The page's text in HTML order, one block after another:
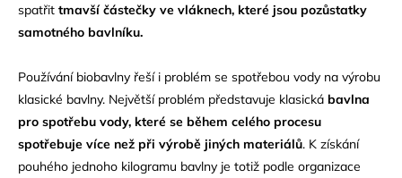
spatřit tmavší částečky ve vláknech, které jsou pozůstatky
samotného bavlníku.
Používání biobavlny řeší i problém se spotřebou vody na výrobu
klasické bavlny. Největší problém představuje klasická bavlna
pro spotřebu vody, které se během celého procesu
spotřebuje více než při výrobě jiných materiálů. K získání
pouhého jednoho kilogramu bavlny je totiž podle organizace